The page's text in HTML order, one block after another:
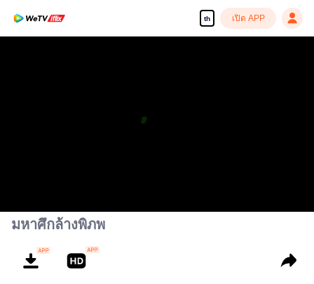
th เปิด APP
มหาศึกล้างพิภพ